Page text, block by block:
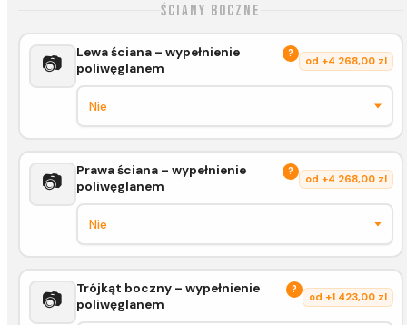
Ściany boczne
📷
Lewa ściana – wypełnienie
poliwęglanem
?
od +4 268,00 zl
📷
Prawa ściana – wypełnienie
poliwęglanem
?
od +4 268,00 zl
📷
Trójkąt boczny – wypełnienie
poliwęglanem
?
od +1 423,00 zl